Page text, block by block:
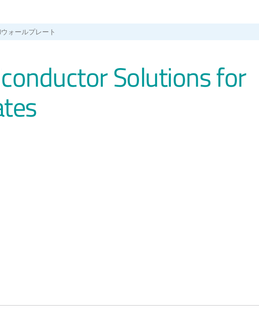
ォールプレート
Solutions for